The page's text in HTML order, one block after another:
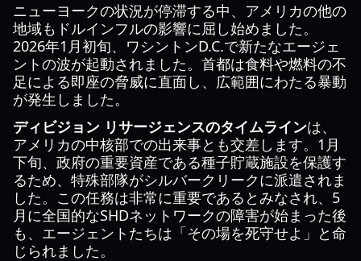
ニューヨークの状況が停滞する中、アメリカの他の
地域もドルインフルの影響に屈し始めました。
2026年1月初旬、ワシントンD.C.で新たなエージェ
ントの波が起動されました。首都は食料や燃料の不
足による即座の脅威に直面し、広範囲にわたる暴動
が発生しました。
ディビジョン リサージェンスのタイムラインは、
アメリカの中核部での出来事とも交差します。1月
下旬、政府の重要資産である種子貯蔵施設を保護す
るため、特殊部隊がシルバークリークに派遣されま
した。この任務は非常に重要であるとみなされ、5
月に全国的なSHDネットワークの障害が始まった後
も、エージェントたちは「その場を死守せよ」と命
じられました。